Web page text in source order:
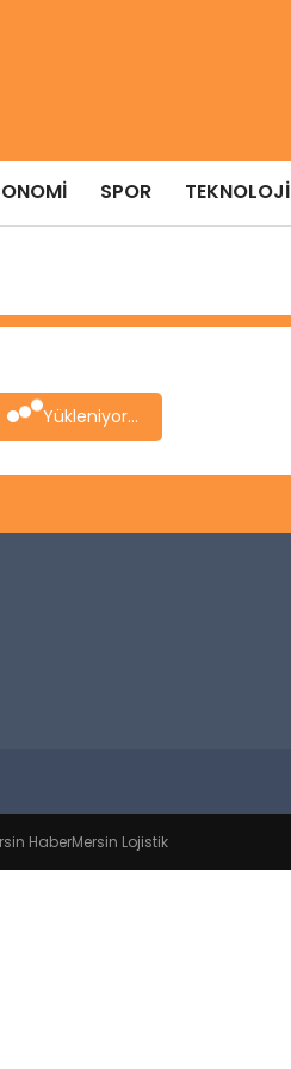
SPOR TEKNOLOJI
Yükleniyor...
HaberMersin Lojistik